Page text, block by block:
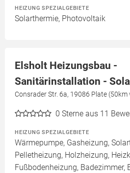
HEIZUNG SPEZIALGEBIETE
Solarthermie, Photovoltaik
Elsholt Heizungsbau -
Sanitärinstallation -
Consrader Str. 6a, 19086 Plate
0 Sterne aus 11
HEIZUNG SPEZIALGEBIETE
Wärmepumpe, Gasheizung,
Pelletheizung, Holzheizung,
Fußbodenheizung, Badezimmer,